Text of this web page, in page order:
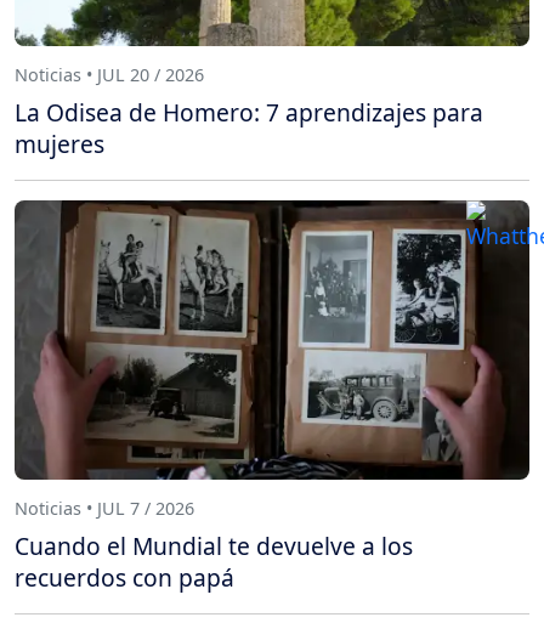
Noticias • JUL 20 / 2026
La Odisea de Homero: 7 aprendizajes para
mujeres
Noticias • JUL 7 / 2026
Cuando el Mundial te devuelve a los
recuerdos con papá